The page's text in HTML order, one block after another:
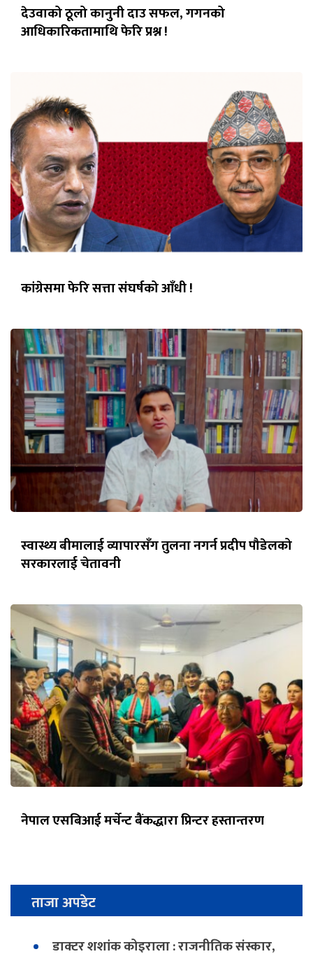
देउवाको ठूलो कानुनी दाउ सफल, गगनको
आधिकारिकतामाथि फेरि प्रश्न !
कांग्रेसमा फेरि सत्ता संघर्षको आँधी !
स्वास्थ्य बीमालाई व्यापारसँग तुलना नगर्न प्रदीप पौडेलको
सरकारलाई चेतावनी
नेपाल एसबिआई मर्चेन्ट बैंकद्धारा प्रिन्टर हस्तान्तरण
ताजा अपडेट
डाक्टर शशांक कोइराला : राजनीतिक संस्कार,